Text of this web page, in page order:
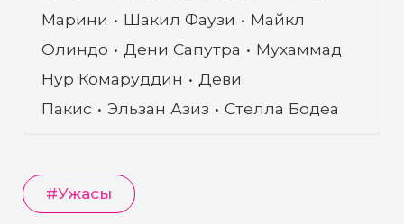
Марини
Шакил Фаузи
Майкл
Олиндо
Дени Сапутра
Мухаммад
Нур Комаруддин
Деви
Пакис
Эльзан Азиз Стелла Бодеа
#Ужасы